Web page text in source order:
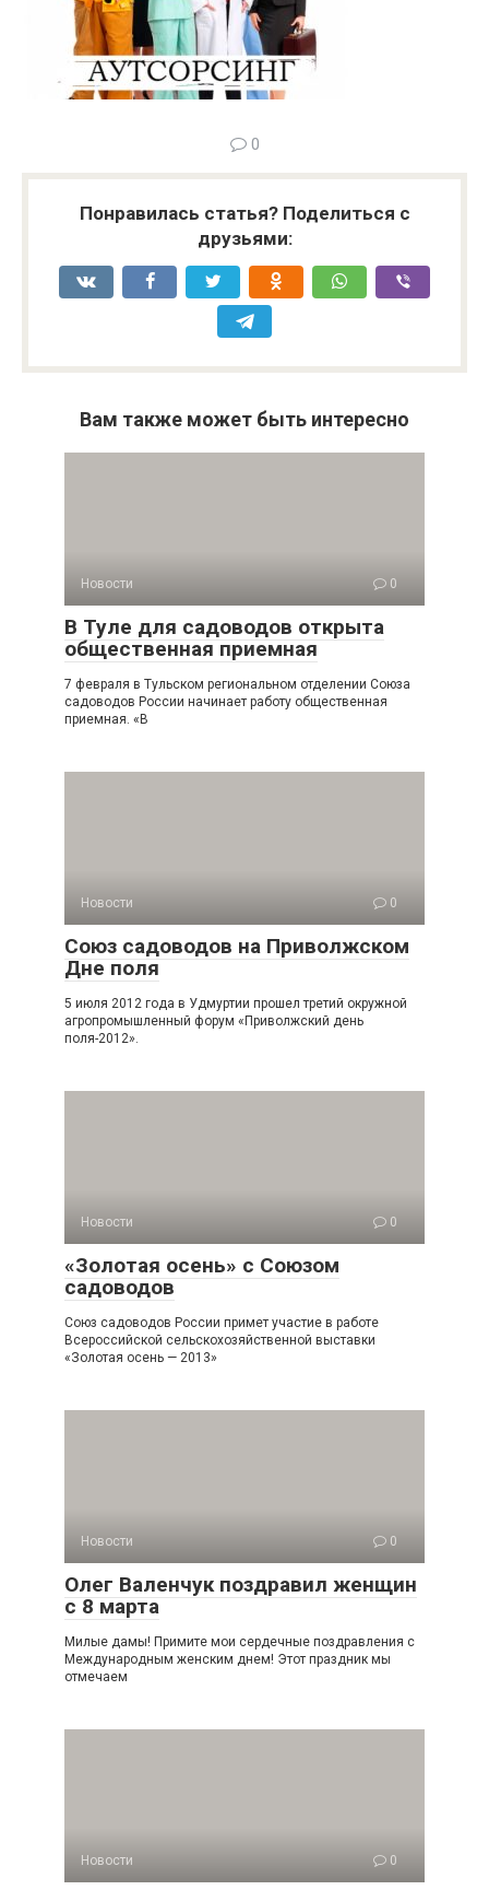
0
Понравилась статья? Поделиться с
друзьями:
Вам также может быть интересно
Новости 0
В Туле для садоводов открыта
общественная приемная
7 февраля в Тульском региональном отделении Союза
садоводов России начинает работу общественная
приемная. «В
Новости 0
Союз садоводов на Приволжском
Дне поля
5 июля 2012 года в Удмуртии прошел третий окружной
агропромышленный форум «Приволжский день
поля-2012».
Новости 0
«Золотая осень» с Союзом
садоводов
Союз садоводов России примет участие в работе
Всероссийской сельскохозяйственной выставки
«Золотая осень — 2013»
Новости 0
Олег Валенчук поздравил женщин
с 8 марта
Милые дамы! Примите мои сердечные поздравления с
Международным женским днем! Этот праздник мы
отмечаем
Новости 0